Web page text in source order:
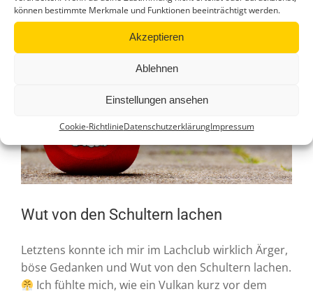
können bestimmte Merkmale und Funktionen beeinträchtigt werden.
Akzeptieren
Ablehnen
Einstellungen ansehen
Cookie-RichtlinieDatenschutzerklärungImpressum
Wut von den Schultern lachen
Letztens konnte ich mir im Lachclub wirklich Ärger,
böse Gedanken und Wut von den Schultern lachen.
Ich fühlte mich, wie ein Vulkan kurz vor dem